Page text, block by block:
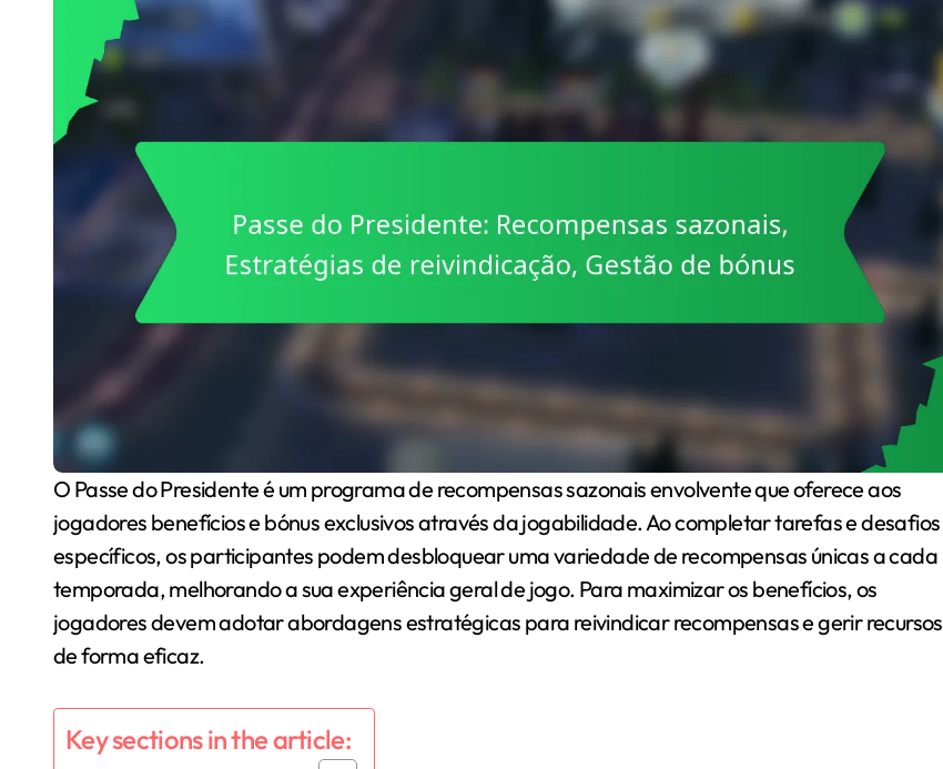
O Passe do Presidente é um programa de recompensas sazonais envolvente que oferece aos
jogadores benefícios e bónus exclusivos através da jogabilidade. Ao completar tarefas e desafios
específicos, os participantes podem desbloquear uma variedade de recompensas únicas a cada
temporada, melhorando a sua experiência geral de jogo. Para maximizar os benefícios, os
jogadores devem adotar abordagens estratégicas para reivindicar recompensas e gerir recursos
de forma eficaz.
Key sections in the article: